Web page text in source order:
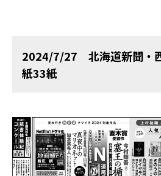
2024/7/27 北海道新聞・
紙33紙